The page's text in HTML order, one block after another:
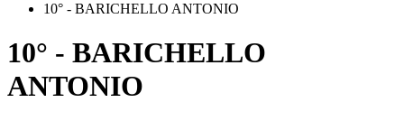
10° - BARICHELLO ANTONIO
10° - BARICHELLO
ANTONIO